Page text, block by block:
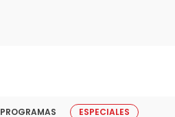
PROGRAMAS ESPECIALES